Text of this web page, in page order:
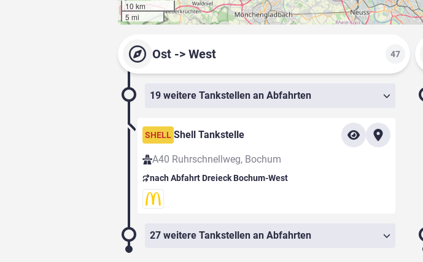
10 km
5 mi
Ost -> West 47
19 weitere Tankstellen an Abfahrten
SHELL Shell Tankstelle
A40 Ruhrschnellweg, Bochum
nach Abfahrt Dreieck Bochum-West
27 weitere Tankstellen an Abfahrten